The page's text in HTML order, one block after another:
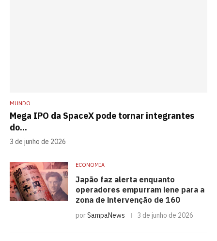
MUNDO
Mega IPO da SpaceX pode tornar integrantes
do...
3 de junho de 2026
ECONOMIA
Japão faz alerta enquanto
operadores empurram iene para a
zona de intervenção de 160
porSampaNews 3 de junho de 2026